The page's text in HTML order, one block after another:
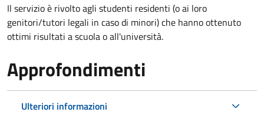
Il servizio è rivolto agli studenti residenti (o ai loro
genitori/tutori legali in caso di minori) che hanno ottenuto
ottimi risultati a scuola o all'università.
Approfondimenti
Ulteriori informazioni